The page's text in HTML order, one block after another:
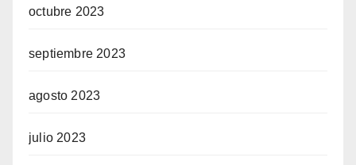
octubre 2023
septiembre 2023
agosto 2023
julio 2023